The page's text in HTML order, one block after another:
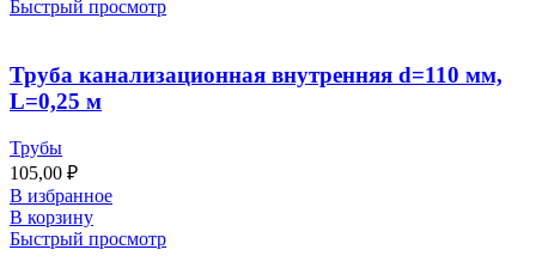
Быстрый просмотр
Труба канализационная внутренняя d=110 мм,
L=0,25 м
Трубы
105,00 ₽
В избранное
В корзину
Быстрый просмотр